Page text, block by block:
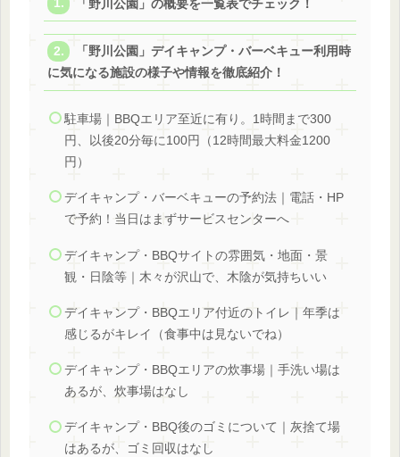
「野川公園」の概要を一覧表でチェック！
「野川公園」デイキャンプ・バーベキュー利用時
に気になる施設の様子や情報を徹底紹介！
駐車場｜BBQエリア至近に有り。1時間まで300
円、以後20分毎に100円（12時間最大料金1200
円）
デイキャンプ・バーベキューの予約法｜電話・HP
で予約！当日はまずサービスセンターへ
デイキャンプ・BBQサイトの雰囲気・地面・景
観・日陰等｜木々が沢山で、木陰が気持ちいい
デイキャンプ・BBQエリア付近のトイレ｜年季は
感じるがキレイ（食事中は見ないでね）
デイキャンプ・BBQエリアの炊事場｜手洗い場は
あるが、炊事場はなし
デイキャンプ・BBQ後のゴミについて｜灰捨て場
はあるが、ゴミ回収はなし